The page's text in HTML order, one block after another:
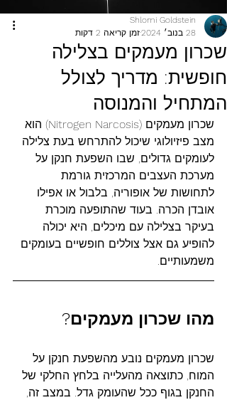
שכרון מעמקים בצלילה
חופשית: מדריך לצולל
המתחיל והמנוסה
Shlomi Goldstein
28 בנוב׳ 2024
זמן קריאה 2 דקות
שכרון מעמקים (Nitrogen Narcosis) הוא
מצב פיזיולוגי שיכול להתרחש בעת צלילה
לעומקים גדולים, שבו השפעת חנקן על
מערכת העצבים המרכזית גורמת
לתחושות של אופוריה, בלבול או אפילו
אובדן הכרה. בעוד שהתופעה מוכרת
בעיקר בצלילה עם מיכלים, היא יכולה
להופיע גם אצל צוללים חופשיים בעומקים
משמעותיים.
מהו שכרון מעמקים?
שכרון מעמקים נובע מהשפעת חנקן על
המוח, כתוצאה מהעלייה בלחץ החלקי של
החנקן בגוף ככל שהעומק גדל. במצב זה,